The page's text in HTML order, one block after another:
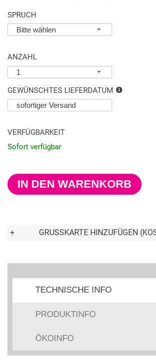
SPRUCH
Bitte wählen
ANZAHL
1
GEWÜNSCHTES LIEFERDATUM
VERFÜGBARKEIT
Sofort verfügbar
IN DEN WARENKORB
+ GRUSSKARTE HINZUFÜGEN
TECHNISCHE INFO
PRODUKTINFO
ÖKOINFO